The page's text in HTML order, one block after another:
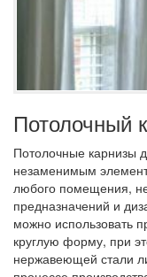
Потолочный
Потолочные карнизы
незаменимым
любого помещения,
предназначений и
можно использовать
круглую форму, при
нержавеющей стали